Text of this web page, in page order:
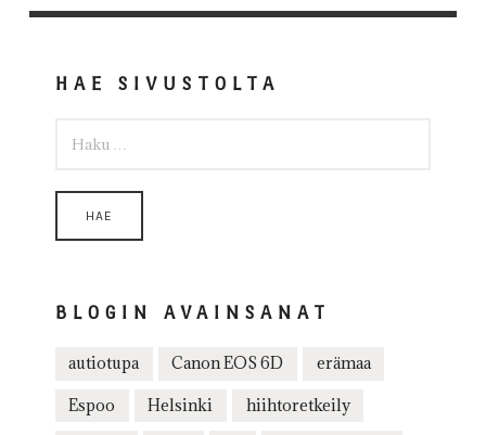
HAE SIVUSTOLTA
BLOGIN AVAINSANAT
autiotupa Canon EOS 6D erämaa
Espoo Helsinki hiihtoretkeily